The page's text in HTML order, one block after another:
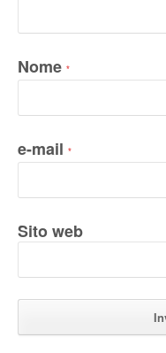
Nome *
e-mail *
Sito web